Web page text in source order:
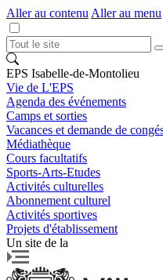
Aller au contenu Aller au menu
EPS Isabelle-de-Montolieu
Vie de L'EPS
Agenda des événements
Camps et sorties
Vacances et demande de
Médiathèque
Cours facultatifs
Sports-Arts-Etudes
Activités culturelles
Abonnement culturel
Activités sportives
Projets d'établissement
Un site de la